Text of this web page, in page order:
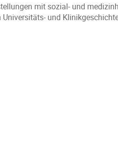
mit sozial- und
und